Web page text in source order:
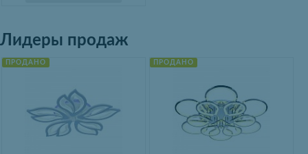
Лидеры продаж
ПРОДАНО ПРОДАНО